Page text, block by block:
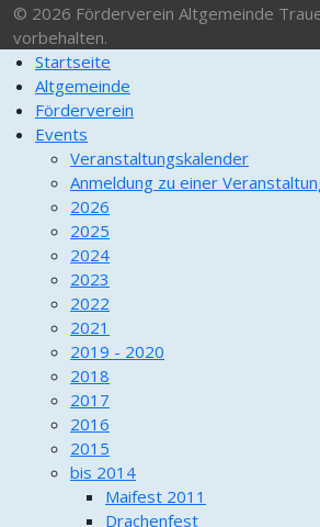
© 2026 Förderverein Altgemeinde
vorbehalten.
Startseite
Altgemeinde
Förderverein
Events
Veranstaltungskalender
Anmeldung zu einer
2026
2025
2024
2023
2022
2021
2019 - 2020
2018
2017
2016
2015
bis 2014
Maifest 2011
Drachenfest